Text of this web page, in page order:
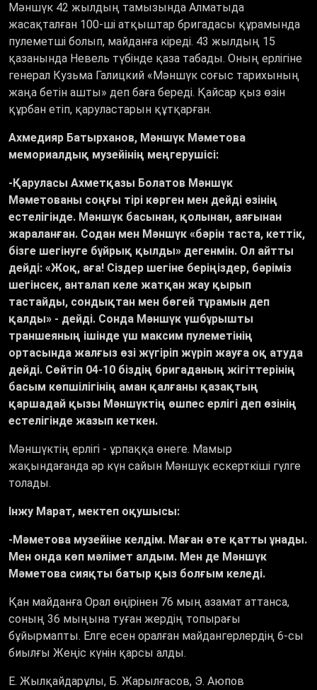
Мәншүк 42 жылдың тамызында Алматыда
жасақталған 100-ші атқыштар бригадасы құрамында
пулеметші болып, майданға кіреді. 43 жылдың 15
қазанында Невель түбінде қаза табады. Оның ерлігіне
генерал Кузьма Галицкий «Мәншүк соғыс тарихының
жаңа бетін ашты» деп баға береді. Қайсар қыз өзін
құрбан етіп, қаруластарын құтқарған.
Ахмедияр Батырханов, Мәншүк Мәметова
мемориалдық музейінің меңгерушісі:
-Қаруласы Ахметқазы Болатов Мәншүк
Мәметованы соңғы тірі көрген мен дейді өзінің
естелігінде. Мәншүк басынан, қолынан, аяғынан
жараланған. Содан мен Мәншүк «бәрін таста, кеттік,
бізге шегінуге бұйрық қылды» дегенмін. Ол айтты
дейді: «Жоқ, аға! Сіздер шегіне беріңіздер, бәріміз
шегінсек, анталап келе жатқан жау қырып
тастайды, сондықтан мен бөгей тұрамын деп
қалды» - дейді. Сонда Мәншүк үшбұрышты
траншеяның ішінде үш максим пулеметінің
ортасында жалғыз өзі жүгіріп жүріп жауға оқ атуда
дейді. Сөйтіп 04-10 біздің бригаданың жігіттерінің
басым көпшілігінің аман қалғаны қазақтың
қаршадай қызы Мәншүктің өшпес ерлігі деп өзінің
естелігінде жазып кеткен.
Мәншүктің ерлігі - ұрпаққа өнеге. Мамыр
жақындағанда әр күн сайын Мәншүк ескерткіші гүлге
толады.
Інжу Марат, мектеп оқушысы:
-Мәметова музейіне келдім. Маған өте қатты ұнады.
Мен онда көп мәлімет алдым. Мен де Мәншүк
Мәметова сияқты батыр қыз болғым келеді.
Қан майданға Орал өңірінен 76 мың азамат аттанса,
соның 36 мыңына туған жердің топырағы
бұйырмапты. Елге есен оралған майдангерлердің 6-сы
биылғы Жеңіс күнін қарсы алды.
Е. Жылқайдарұлы, Б. Жарылғасов, Э. Аюпов